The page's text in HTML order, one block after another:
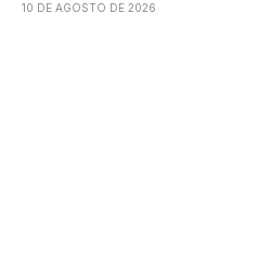
10 DE AGOSTO DE 2026